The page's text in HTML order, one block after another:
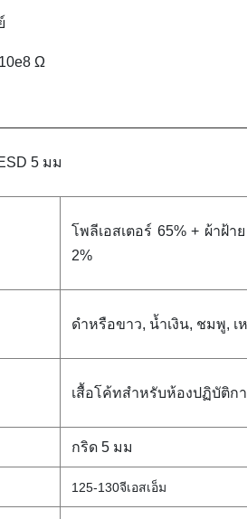
Ω
5 มม
โพลีเอสเตอร์ 65% + ผ้าฝ้า
2%
ดำหรือขาว, น้ำเงิน, ชมพู, เ
เสื้อโค้ทสำหรับห้องปฏิบัติก
กริด 5 มม
125-130จีเอสเอ็ม